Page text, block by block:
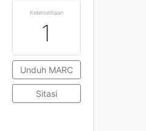
Ketersediaan
1
Unduh MARC
Sitasi